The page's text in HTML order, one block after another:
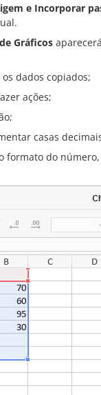
e Incorporar
Gráficos
dados copiados;
ações;
casas
formato do